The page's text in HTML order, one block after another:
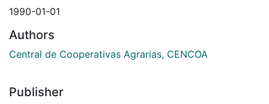
1990-01-01
Authors
Central de Cooperativas Agrarias, CENCOA
Publisher